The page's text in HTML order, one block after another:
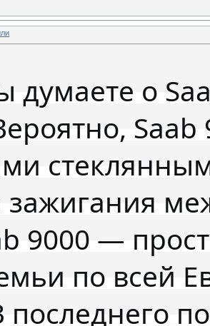
думаете о
9000 —
по всей
последнего